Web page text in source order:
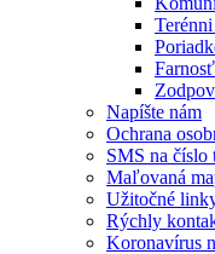
Farnosť
Napíšte nám
Ochrana
SMS na číslo
Maľovaná
Užitočné
Rýchly
Koronavírus